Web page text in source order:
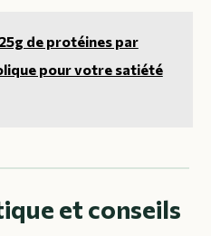
de protéines par
pour votre satiété
et conseils